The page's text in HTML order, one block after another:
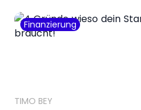
Finanzierung
TIMO BEY